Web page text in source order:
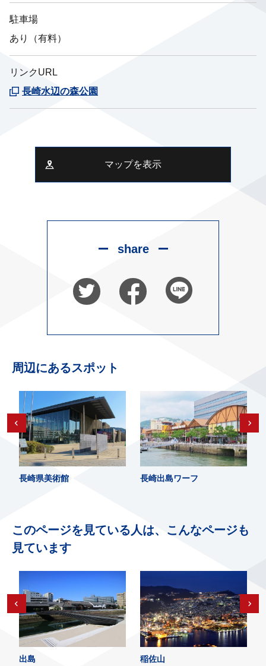
駐車場
あり（有料）
リンクURL
長崎水辺の森公園
マップを表示
share
周辺にあるスポット
長崎県美術館 長崎出島ワーフ
このページを見ている人は、こんなページも
見ています
出島 稲佐山